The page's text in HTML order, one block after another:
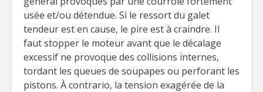
usée et/ou détendue. Si le ressort du galet
tendeur est en cause, le pire est à craindre. Il
faut stopper le moteur avant que le décalage
excessif ne provoque des collisions internes,
tordant les queues de soupapes ou perforant les
pistons. À contrario, la tension exagérée de la